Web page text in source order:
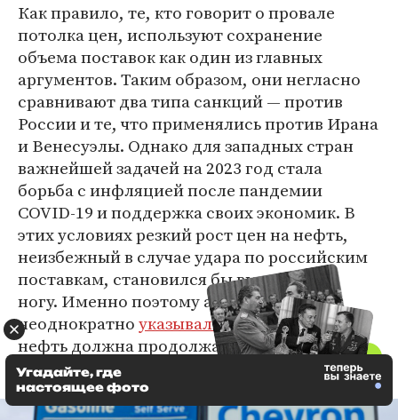
Как правило, те, кто говорит о провале
потолка цен, используют сохранение
объема поставок как один из главных
аргументов. Таким образом, они негласно
сравнивают два типа санкций — против
России и те, что применялись против Ирана
и Венесуэлы. Однако для западных стран
важнейшей задачей на 2023 год стала
борьба с инфляцией после пандемии
COVID-19 и поддержка своих экономик. В
этих условиях резкий рост цен на нефть,
неизбежный в случае удара по российским
поставкам, становился бы выстрелом в
ногу. Именно поэтому авторы санкций
неоднократноуказывали, что российская
нефть должна продолжать поступать на
мировой рынок в достаточных объемах.
Угадайте, где
настоящее фото